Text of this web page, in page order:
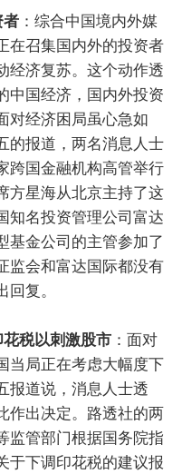
：综合中国境内外媒
在召集国内外的投资者
经济复苏。这个动作透
中国经济，国内外投资
对经济困局虽心急如
的报道，两名消息人士
跨国金融机构高管举行
方星海从北京主持了这
知名投资管理公司富达
基金公司的主管参加了
监会和富达国际都没有
复。
税以刺激股市 ：面对
当局正在考虑大幅度下
报道说，消息人士透
作出决定。路透社的两
监管部门根据国务院指
于下调印花税的建议报